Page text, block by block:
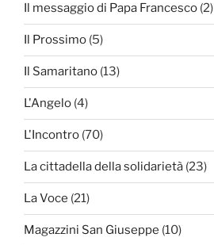
Il messaggio di Papa Francesco (2)
Il Prossimo (5)
Il Samaritano (13)
L'Angelo (4)
L'Incontro (70)
La cittadella della solidarietà (23)
La Voce (21)
Magazzini San Giuseppe (10)